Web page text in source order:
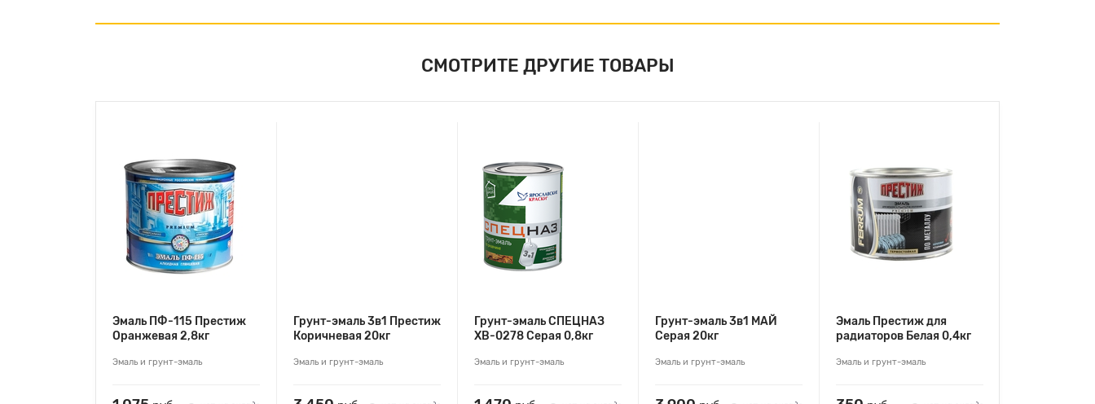
СМОТРИТЕ ДРУГИЕ ТОВАРЫ
Эмаль ПФ-115 Престиж
Оранжевая 2,8кг
Эмаль и грунт-эмаль
Грунт-эмаль 3в1 Престиж
Коричневая 20кг
Эмаль и грунт-эмаль
Грунт-эмаль СПЕЦНАЗ
ХВ-0278 Серая 0,8кг
Эмаль и грунт-эмаль
Грунт-эмаль 3в1 МАЙ
Серая 20кг
Эмаль и грунт-эмаль
Эмаль Престиж для
радиаторов Белая 0,4кг
Эмаль и грунт-эмаль